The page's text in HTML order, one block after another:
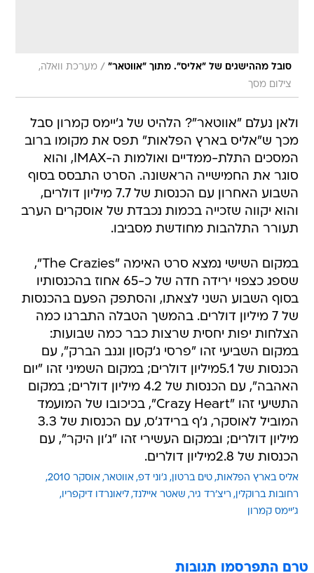
סובל מההישגים של "אליס". מתוך "אווטאר" / מערכת וואלה,
צילום מסך
ולאן נעלם "אווטאר"? הלהיט של ג'יימס קמרון סבל
מכך ש"אליס בארץ הפלאות" תפס את מקומו ברוב
המסכים התלת-ממדיים ואולמות ה-IMAX, והוא
סוגר את החמישייה הראשונה. הסרט התבסס בסוף
השבוע האחרון עם הכנסות של 7.7 מיליון דולרים,
והוא יקווה שזכייה בכמות נכבדת של אוסקרים הערב
תעורר התלהבות מחודשת מסביבו.
במקום השישי נמצא סרט האימה "The Crazies",
שספג כצפוי ירידה חדה של כ-65 אחוז בהכנסותיו
בסוף השבוע השני לצאתו, והסתפק הפעם בהכנסות
של 7 מיליון דולרים. בהמשך הטבלה התברגו כמה
הצלחות יפות יחסית שרצות כבר כמה שבועות:
במקום השביעי זהו "פרסי ג'קסון וגנב הברק", עם
הכנסות של 5.1מיליון דולרים; במקום השמיני זהו "יום
האהבה", עם הכנסות של 4.2 מיליון דולרים; במקום
התשיעי זהו "Crazy Heart", בכיכובו של המועמד
המוביל לאוסקר, ג'ף ברידג'ס, עם הכנסות של 3.3
מיליון דולרים; ובמקום העשירי זהו "ג'ון היקר", עם
הכנסות של 2.8מיליון דולרים.
אליס בארץ הפלאות טים ברטון ג'וני דפ אווטאר אוסקר 2010
רחובות ברוקלין ריצ'רד גיר שאטר איילנד ליאונרדו דיקפריו
ג'יימס קמרון
טרם התפרסמו תגובות